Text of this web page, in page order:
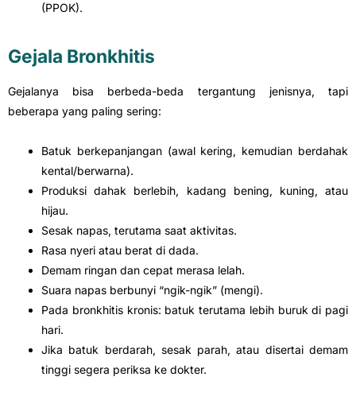
(PPOK).
Gejala Bronkhitis
Gejalanya bisa berbeda-beda tergantung jenisnya, tapi
beberapa yang paling sering:
Batuk berkepanjangan (awal kering, kemudian berdahak
kental/berwarna).
Produksi dahak berlebih, kadang bening, kuning, atau
hijau.
Sesak napas, terutama saat aktivitas.
Rasa nyeri atau berat di dada.
Demam ringan dan cepat merasa lelah.
Suara napas berbunyi “ngik-ngik” (mengi).
Pada bronkhitis kronis: batuk terutama lebih buruk di pagi
hari.
Jika batuk berdarah, sesak parah, atau disertai demam
tinggi segera periksa ke dokter.